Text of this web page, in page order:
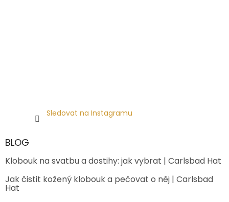
Sledovat na Instagramu
BLOG
Klobouk na svatbu a dostihy: jak vybrat | Carlsbad Hat
Jak čistit kožený klobouk a pečovat o něj | Carlsbad
Hat